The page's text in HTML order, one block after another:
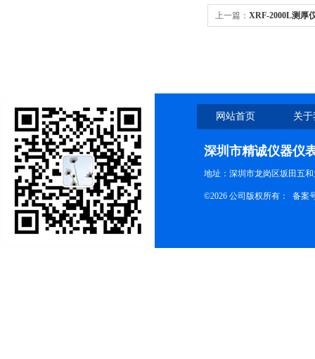
上一篇： XRF-2000L测厚
网站首页 关
深圳市精诚仪器仪
地址：深圳市龙岗区坂田五
©2026 公司版权所有： 备案